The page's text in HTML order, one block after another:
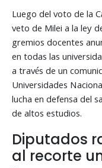
Luego del voto de la
veto de Milei a la ley
gremios docentes
en todas las
a través de un
Universidades
lucha en defensa del
de altos estudios.
Diputados
al recorte